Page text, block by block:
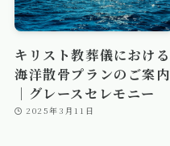
キリスト教葬儀における
海洋散骨プランのご案内
｜グレースセレモニー
2025年3月11日